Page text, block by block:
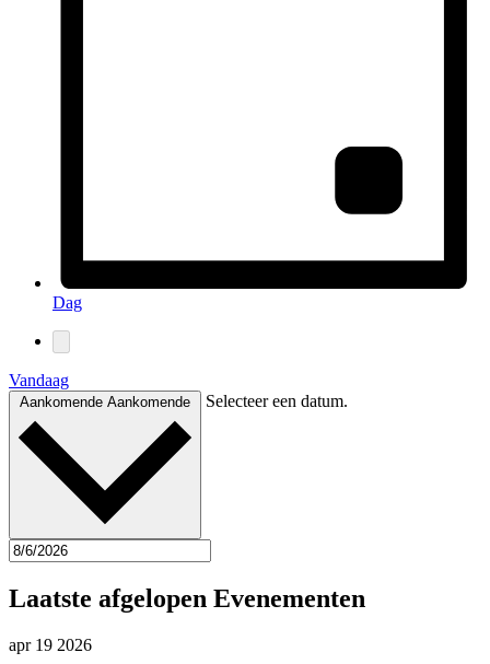
Dag
Vandaag
Aankomende Aankomende Selecteer een datum.
Laatste afgelopen Evenementen
apr 19 2026